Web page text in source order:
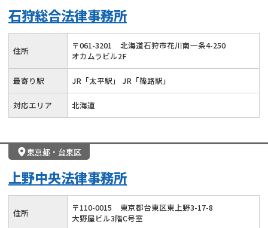
石狩総合法律事務所
住所 〒061-3201
北海道石狩市花川南一条4-250
オカムラビル2F
最寄り駅 JR「太平駅」 JR「篠路駅」
対応エリア 北海道
東京都 ・ 台東区
上野中央法律事務所
住所 〒110-0015
東京都台東区東上野3-17-8
大野屋ビル3階C号室